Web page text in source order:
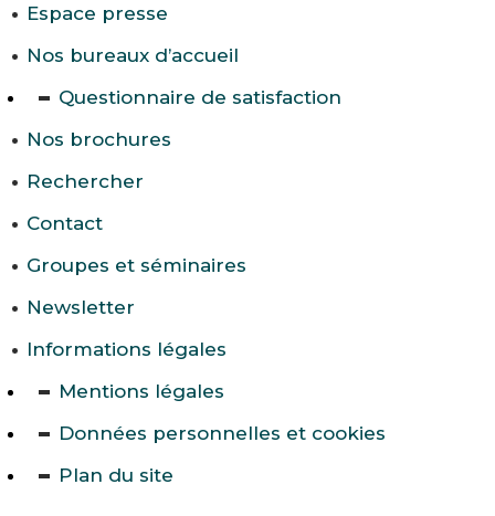
Espace presse
Nos bureaux d’accueil
Questionnaire de satisfaction
Nos brochures
Rechercher
Contact
Groupes et séminaires
Newsletter
Informations légales
Mentions légales
Données personnelles et cookies
Plan du site